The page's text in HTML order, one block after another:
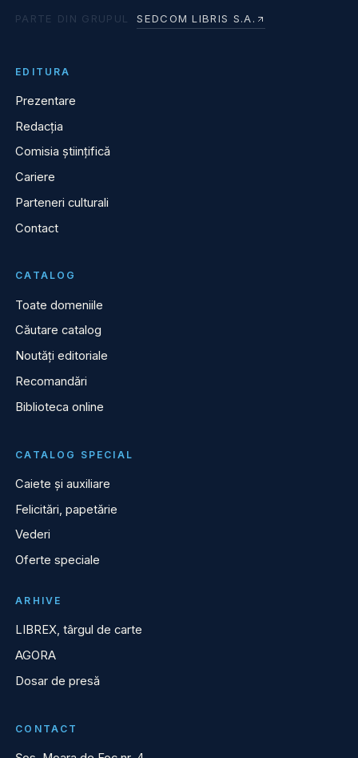
PARTE DIN GRUPUL SEDCOM LIBRIS S.A.
EDITURA
Prezentare
Redacția
Comisia științifică
Cariere
Parteneri culturali
Contact
CATALOG
Toate domeniile
Căutare catalog
Noutăți editoriale
Recomandări
Biblioteca online
CATALOG SPECIAL
Caiete și auxiliare
Felicitări, papetărie
Vederi
Oferte speciale
ARHIVE
LIBREX, târgul de carte
AGORA
Dosar de presă
CONTACT